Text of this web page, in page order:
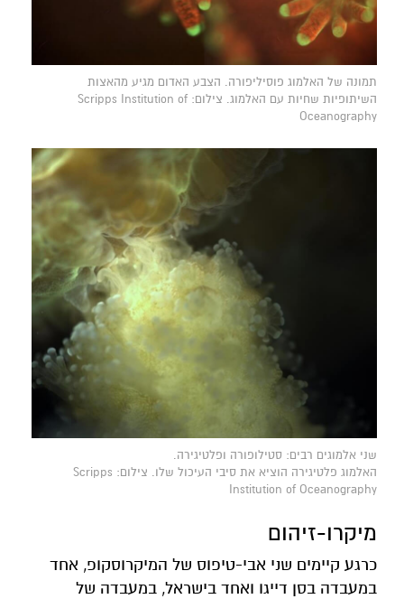
תמונה של האלמוג פוסיליפורה. הצבע האדום מגיע מהאצות
השיתופיות שחיות עם האלמוג. צילום: Scripps Institution of
Oceanography
שני אלמוגים רבים: סטילופורה ופלטיגירה.
האלמוג פלטיגירה הוציא את סיבי העיכול שלו. צילום: Scripps
Institution of Oceanography
מיקרו-זיהום
כרגע קיימים שני אבי-טיפוס של המיקרוסקופ, אחד
במעבדה בסן דייגו ואחד בישראל, במעבדה של